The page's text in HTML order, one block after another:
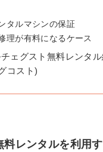
タルマシンの保証
理が有料になるケース
ェグスト無料レンタ
コスト)
料レンタルを利用